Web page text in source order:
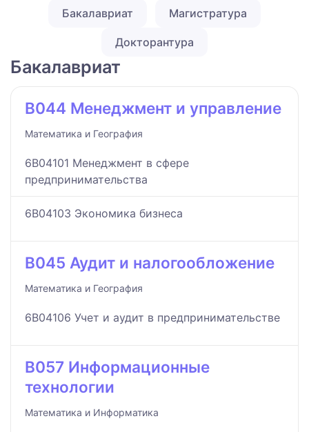
Бакалавриат Магистратура
Докторантура
Бакалавриат
B044 Менеджмент и управление
Математика и География
6B04101 Менеджмент в сфере
предпринимательства
6B04103 Экономика бизнеса
B045 Аудит и налогообложение
Математика и География
6B04106 Учет и аудит в предпринимательстве
B057 Информационные
технологии
Математика и Информатика